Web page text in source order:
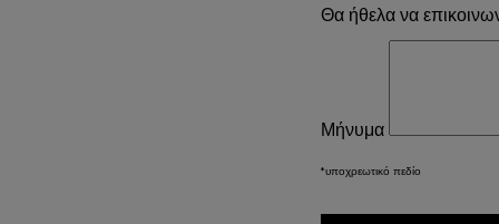
Θα ήθελα να
Μήνυμα
*υποχρεωτικό πεδίο